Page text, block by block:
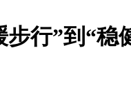
行”到“稳